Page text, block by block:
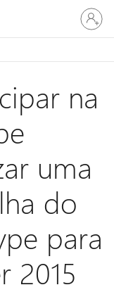
Iniciar
sessão
na
na
uma
do
para
2015